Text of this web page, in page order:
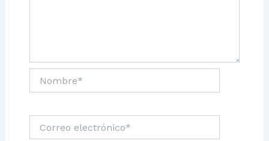
electrónico*